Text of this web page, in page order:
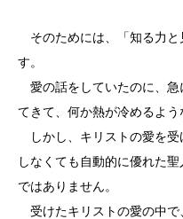
そのためには、「知る力と
す。
愛の話をしていたのに、急
てきて、何か熱が冷めるよう
しかし、キリストの愛を受
しなくても自動的に優れた
ではありません。
受けたキリストの愛の中で